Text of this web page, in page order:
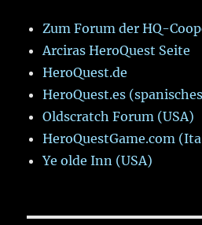
Zum Forum der HQ-
Arciras HeroQuest Seite
HeroQuest.de
HeroQuest.es
Oldscratch Forum (USA)
HeroQuestGame.com
Ye olde Inn (USA)